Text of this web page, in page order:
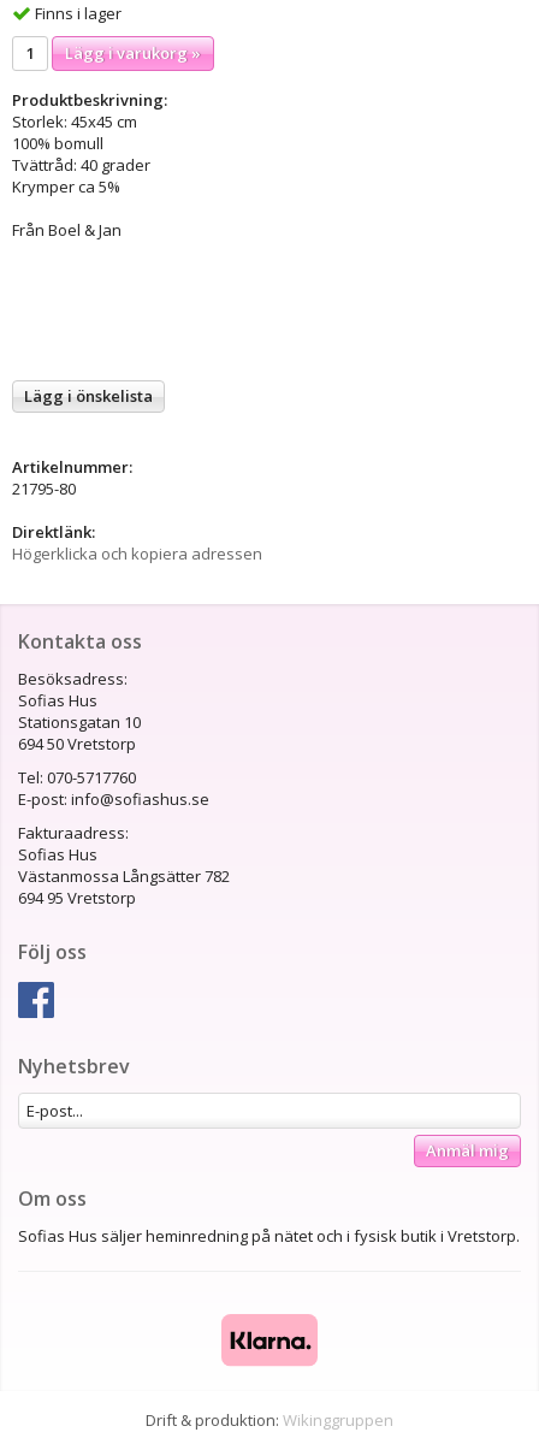
Finns i lager
Lägg i varukorg »
Produktbeskrivning:
Storlek: 45x45 cm
100% bomull
Tvättråd: 40 grader
Krymper ca 5%
Från Boel & Jan
Lägg i önskelista
Artikelnummer:
21795-80
Direktlänk:
Högerklicka och kopiera adressen
Kontakta oss
Besöksadress:
Sofias Hus
Stationsgatan 10
694 50 Vretstorp
Tel: 070-5717760
E-post: info@sofiashus.se
Fakturaadress:
Sofias Hus
Västanmossa Långsätter 782
694 95 Vretstorp
Följ oss
Nyhetsbrev
Anmäl mig
Om oss
Sofias Hus säljer heminredning på nätet och i fysisk butik i Vretstorp.
Drift & produktion: Wikinggruppen